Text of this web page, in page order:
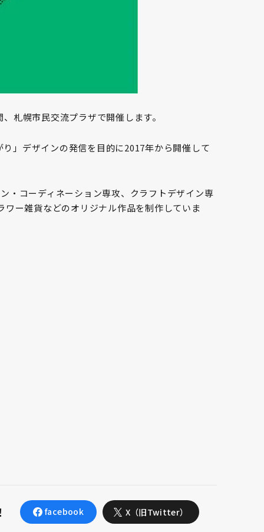
札幌市民交流プラザで開催します。
」デザインの発信を目的に2017年から開催して
・コーディネーション専攻、クラフトデザイン専
ー雑貨などのオリジナル作品を制作していま
facebook X（旧Twitter）